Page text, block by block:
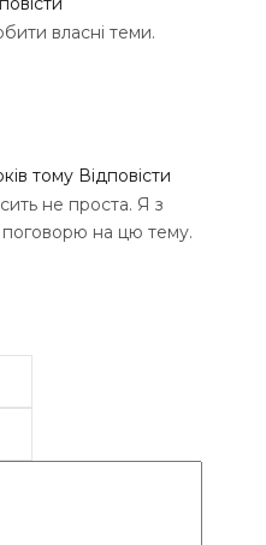
власні теми.
тому Відповісти
не проста. Я з
поговорю на цю тему.